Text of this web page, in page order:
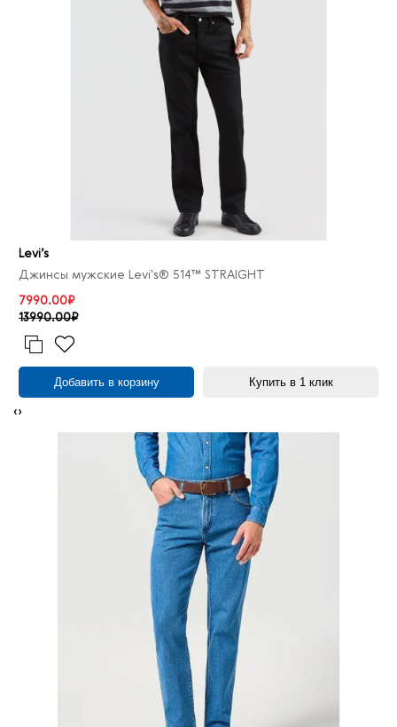
Levi’s
Джинсы мужские Levi's® 514™ STRAIGHT
7990.00₽
13990.00₽
Добавить в корзину Купить в 1 клик
‹›